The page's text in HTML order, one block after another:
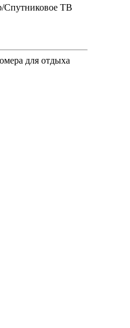
для отдыха